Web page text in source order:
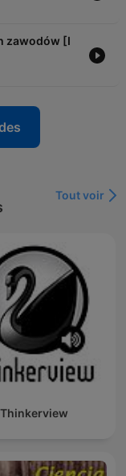
zawodów [I
Tout voir
Thinkerview